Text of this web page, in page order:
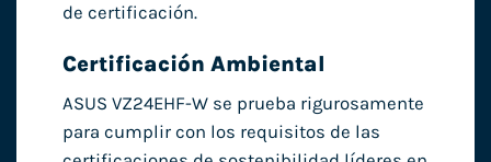
de certificación.
Certificación Ambiental
ASUS VZ24EHF-W se prueba rigurosamente
para cumplir con los requisitos de las